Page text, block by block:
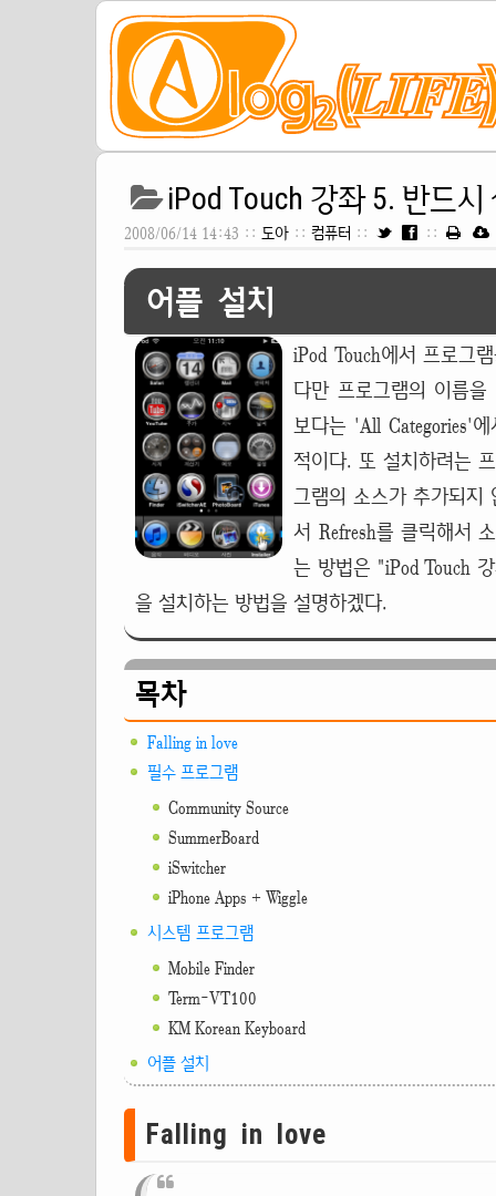
iPod Touch 강좌 5. 반드
2008/06/14 14:43 :: 도아 :: 컴퓨터 :: ::
어플 설치
iPod Touch에서 프로그
다만 프로그램의 이름
보다는 'All Categories'
적이다. 또 설치하려는
그램의 소스가 추가되지
서 Refresh를 클릭해서
는 방법은 "iPod Touch
을 설치하는 방법을 설명하겠다.
목차
Falling in love
필수 프로그램
Community Source
SummerBoard
iSwitcher
iPhone Apps + Wiggle
시스템 프로그램
Mobile Finder
Term-VT100
KM Korean Keyboard
어플 설치
Falling in love